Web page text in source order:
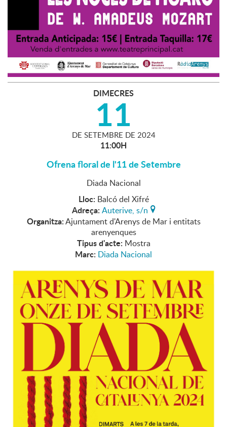
DIMECRES
11
DE SETEMBRE DE 2024
11:00H
Ofrena floral de l'11 de Setembre
Diada Nacional
Lloc: Balcó del Xifré
Adreça: Auterive, s/n
Organitza:Ajuntament d'Arenys de Mar i entitats
arenyenques
Tipus d'acte: Mostra
Marc: Diada Nacional